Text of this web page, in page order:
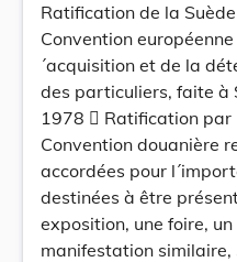
Ratification de la Suède
Convention
´acquisition et de la
des particuliers, faite à
1978  Ratification par
Convention douanière
accordées pour
destinées à être
exposition, une foire,
manifestation similaire,